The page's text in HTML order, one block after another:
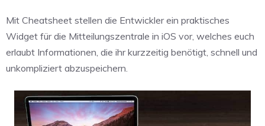
Mit Cheatsheet stellen die Entwickler ein praktisches
Widget für die Mitteilungszentrale in iOS vor, welches euch
erlaubt Informationen, die ihr kurzzeitig benötigt, schnell und
unkompliziert abzuspeichern.